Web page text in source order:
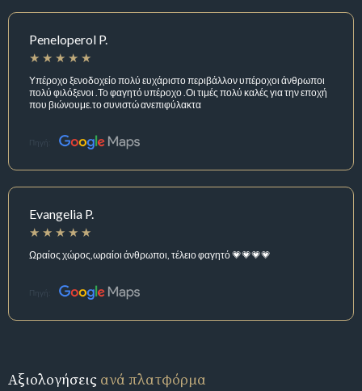
Peneloperol P.
Υπέροχο ξενοδοχείο πολύ ευχάριστο περιβάλλον υπέροχοι άνθρωποι
πολύ φιλόξενοι .Το φαγητό υπέροχο .Οι τιμές πολύ καλές για την εποχή
που βιώνουμε.το συνιστώ ανεπιφύλακτα
Πηγή:
Evangelia P.
Ωραίος χώρος,ωραίοι άνθρωποι, τέλειο φαγητό 💗💗💗💗
Πηγή:
Αξιολογήσεις ανά πλατφόρμα